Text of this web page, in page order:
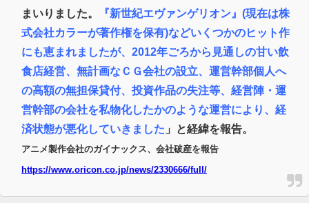
まいりました。
『新世紀エヴァンゲリオン』(現在は株
式会社カラーが著作権を保有)などいくつかのヒット作
にも恵まれましたが、2012年ごろから見通しの甘い飲
食店経営、無計画なＣＧ会社の設立、運営幹部個人へ
の高額の無担保貸付、投資作品の失注等、経営陣・運
営幹部の会社を私物化したかのような運営により、経
済状態が悪化していきました 」と経緯を報告。
アニメ製作会社のガイナックス、会社破産を報告
https://www.oricon.co.jp/news/2330666/full/